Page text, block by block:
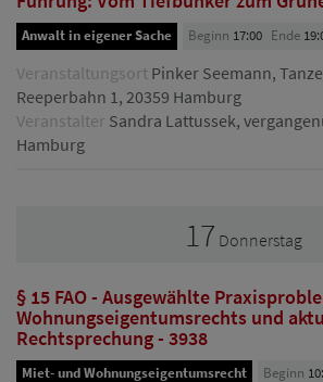
Anwalt in eigener Sache Beginn 17:00 Ende
Veranstaltungsort Pinker Seemann,
Reeperbahn 1, 20359 Hamburg
Veranstalter Sandra Lattussek,
Hamburg
17 Donnerstag
§ 15 FAO - Ausgewählte
Wohnungseigentumsrechts und
Rechtsprechung - 3938
Miet- und Wohnungseigentumsrecht Beginn